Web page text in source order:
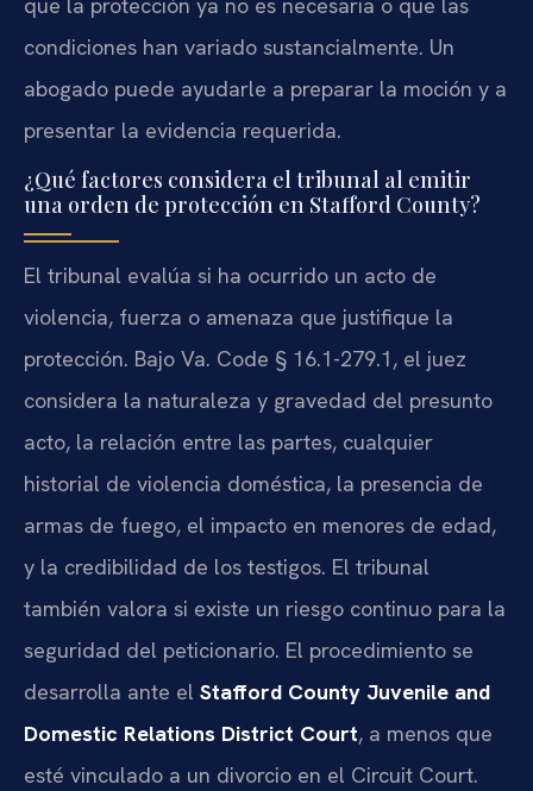
condiciones han variado sustancialmente. Un
abogado puede ayudarle a preparar la moción y a
presentar la evidencia requerida.
¿Qué factores considera el tribunal al emitir
una orden de protección en Stafford County?
El tribunal evalúa si ha ocurrido un acto de
violencia, fuerza o amenaza que justifique la
protección. Bajo Va. Code § 16.1-279.1, el juez
considera la naturaleza y gravedad del presunto
acto, la relación entre las partes, cualquier
historial de violencia doméstica, la presencia de
armas de fuego, el impacto en menores de edad,
y la credibilidad de los testigos. El tribunal
también valora si existe un riesgo continuo para la
seguridad del peticionario. El procedimiento se
desarrolla ante el Stafford County Juvenile and
Domestic Relations District Court, a menos que
esté vinculado a un divorcio en el Circuit Court.